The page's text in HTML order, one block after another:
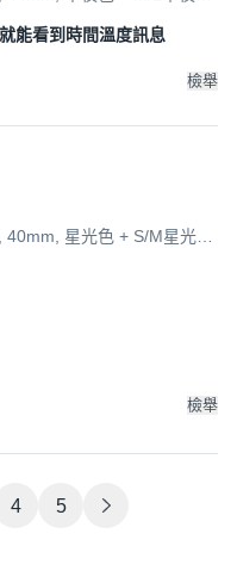
能看到時間溫度訊息
檢舉
星光色 + S/M星光色
檢舉
4 5